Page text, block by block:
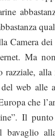
Camera
Ma
alla
web alle
che
Il
bavaglio